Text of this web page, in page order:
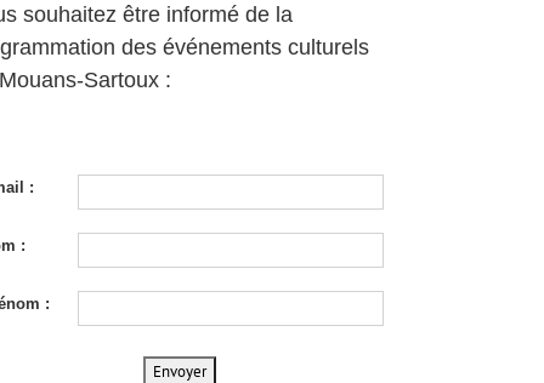
souhaitez être informé de la
des événements culturels
Sartoux :
:
:
: